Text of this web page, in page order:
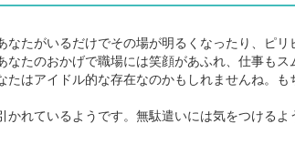
たがいるだけでその場が明るくなったり、ピリ
たのおかげで職場には笑顔があふれ、仕事もス
はアイドル的な存在なのかもしれませんね。も
れているようです。無駄遣いには気をつけるよ